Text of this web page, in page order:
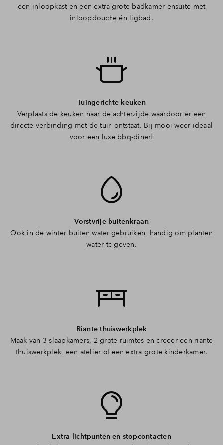
een inloopkast en een extra grote badkamer ensuite met
inloopdouche én ligbad.
Tuingerichte keuken
Verplaats de keuken naar de achterzijde waardoor er een
directe verbinding met de tuin ontstaat. Bij mooi weer ideaal
voor een luxe bbq-diner!
Vorstvrije buitenkraan
Ook in de winter buiten water gebruiken, handig om planten
water te geven.
Riante thuiswerkplek
Maak van 3 slaapkamers, 2 grote ruimtes en creëer een riante
thuiswerkplek, een atelier of een extra grote kinderkamer.
Extra lichtpunten en stopcontacten